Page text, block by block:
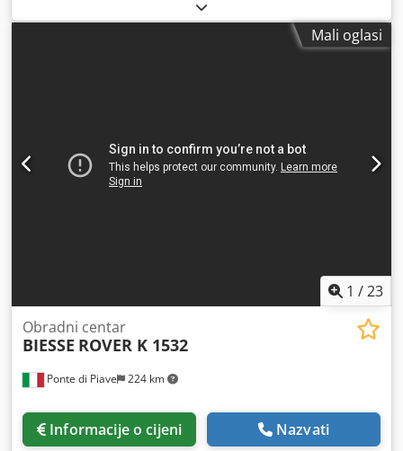
žlijebljenje gore za žljebove u smjeru X 1 spremnik za
alate, stražnji, s 12 mjesta 1 bočni spremnik za alate s 10
mjesta 1 vakuumska pumpa Prednje sigurnosne prostirke
prije preuzimanja i preuzima odgovornost za instalaciju,
osiguranje i korištenje stroja na odredišnoj lokaciji. Vanjska
referenca: 8359
Model: Rover 23 Opis: Upravljački sustav CNI XNC Radni
prostor osi X: 2900 mm Radni prostor osi Y: 1300 mm Hod
osi Z: 140 mm 4. os: Os C Stol s 6 pomičnih konzola i
vretena (os X) - 2 x horizontalna vretena (os Y) Dedpfx
Aqszrg Uiowjwa Sigurnosni sustav s podnom pločom u
prednjem području Vakuumska pumpa 250 m³/h U
Mali oglasi
1 /23
Ponte di Piave 224 km
Obradni centar
BIESSE ROVER K 1532
Informacije o cijeni Nazvati